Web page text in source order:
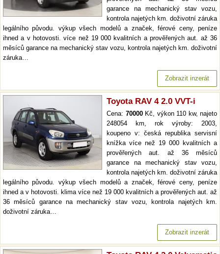
garance na mechanický stav vozu,
kontrola najetých km. doživotní záruka
legálního původu. výkup všech modelů a značek, férové ceny, peníze
ihned a v hotovosti. více než 19 000 kvalitních a prověřených aut. až 36
měsíců garance na mechanický stav vozu, kontrola najetých km. doživotní
záruka…
Zobrazit inzerát
Toyota RAV 4 2.0 VVT-i
Cena: 70000Kč, výkon 110 kw, najeto
248054 km, rok výroby: 2003,
koupeno v: česká republika servisní
knížka více než 19 000 kvalitních a
prověřených aut. až 36 měsíců
garance na mechanický stav vozu,
kontrola najetých km. doživotní záruka
legálního původu. výkup všech modelů a značek, férové ceny, peníze
ihned a v hotovosti. klima více než 19 000 kvalitních a prověřených aut. až
36 měsíců garance na mechanický stav vozu, kontrola najetých km.
doživotní záruka…
Zobrazit inzerát